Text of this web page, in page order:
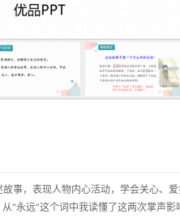
事，表现人物内心活动，学会关心、
“永远”这个词中我读懂了这两次掌声